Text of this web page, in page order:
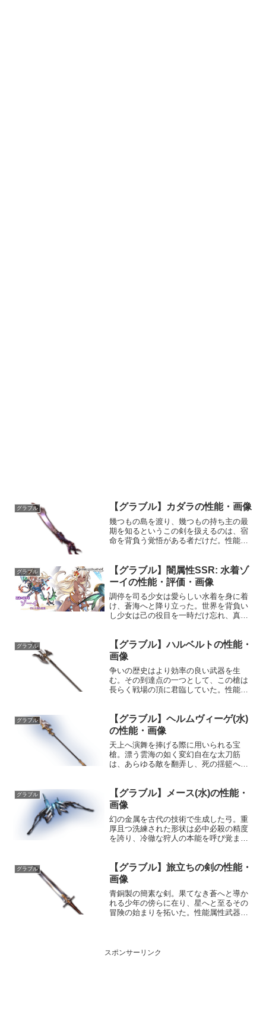
グラブル 【グラブル】カダラの性能・画像
幾つもの島を渡り、幾つもの持ち主の最
期を知るというこの剣を扱えるのは、宿
命を背負う覚悟がある者だけだ。性能属
ド敵に火属性3.5倍ダメージ〔減衰値
1,685,00...
グラブル
【グラブル】闇属性SSR: 水着ゾ
ーイの性能・評価・画像
調停を司る少女は愛らしい水着を身に着
け、蒼海へと降り立った。世界を背負い
し少女は己の役目を一時だけ忘れ、真夏
星晶獣趣味：何かを学ぶこと好き：人
間、世界、パイ苦手：混...
グラブル
【グラブル】ハルベルトの性能・
画像
争いの歴史はより効率の良い武器を生
む。その到達点の一つとして、この槍は
長らく戦場の頂に君臨していた。性能属
敵に風属性3.5倍ダメージ〔減衰値
1,685,000...
グラブル
【グラブル】ヘルムヴィーゲ(水)
の性能・画像
天上へ演舞を捧げる際に用いられる宝
槍。漂う雲海の如く変幻自在な太刀筋
は、あらゆる敵を翻弄し、死の揺籃へと
に水属性5.5倍ダメージ〔減衰値
1,685,000...
グラブル
【グラブル】メース(水)の性能・
画像
幻の金属を古代の技術で生成した弓。重
厚且つ洗練された形状は必中必殺の精度
を誇り、冷徹な狩人の本能を呼び覚ま
の灯を穿つ。性能属性武器種解放段階水
弓HP攻撃力MAXLv29...
グラブル
【グラブル】旅立ちの剣の性能・
画像
青銅製の簡素な剣。果てなき蒼へと導か
れる少年の傍らに在り、星へと至るその
冒険の始まりを拓いた。性能属性武器種
1,685,000ダメー...
スポンサーリンク